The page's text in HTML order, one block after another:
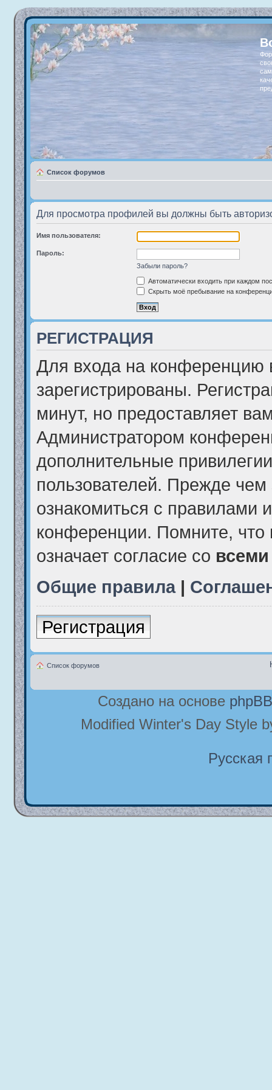
Список форумов
Для просмотра профилей вы должны быть
Имя пользователя:
Пароль:
Забыли пароль?
Автоматически входить при каждом
Скрыть моё пребывание на
РЕГИСТРАЦИЯ
Для входа на
зарегистрированы.
минут, но предоставляет
Администратором
дополнительные
пользователей. Прежде чем
ознакомиться с правилами
конференции. Помните,
означает согласие со всеми
Общие правила|
Регистрация
Список форумов
Создано на основе phpBB
Modified Winter's Day Style
Русская